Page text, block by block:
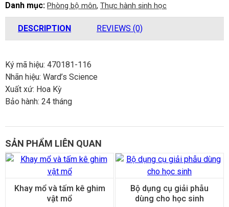
Danh mục: Phòng bộ môn, Thực hành sinh học
DESCRIPTION REVIEWS (0)
Ký mã hiệu: 470181-116
Nhãn hiệu: Ward’s Science
Xuất xứ: Hoa Kỳ
Bảo hành: 24 tháng
SẢN PHẨM LIÊN QUAN
Khay mổ và tấm kê ghim
vật mổ
Bộ dụng cụ giải phẫu
dùng cho học sinh